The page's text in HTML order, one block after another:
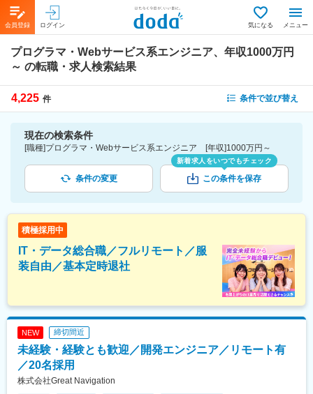
会員登録 ログイン 気になる メニュー
プログラマ・Webサービス系エンジニア、年収1000万円
～ の転職・求人検索結果
4,225 件 条件で並び替え
現在の検索条件
[職種]プログラマ・Webサービス系エンジニア [年収]1000万円～
条件の変更
新着求人をいつでもチェック
この条件を保存
積極採用中
IT・データ総合職／フルリモート／服
装自由／基本定時退社
NEW 締切間近
未経験・経験とも歓迎／開発エンジニア／リモート有
／20名採用
株式会社Great Navigation